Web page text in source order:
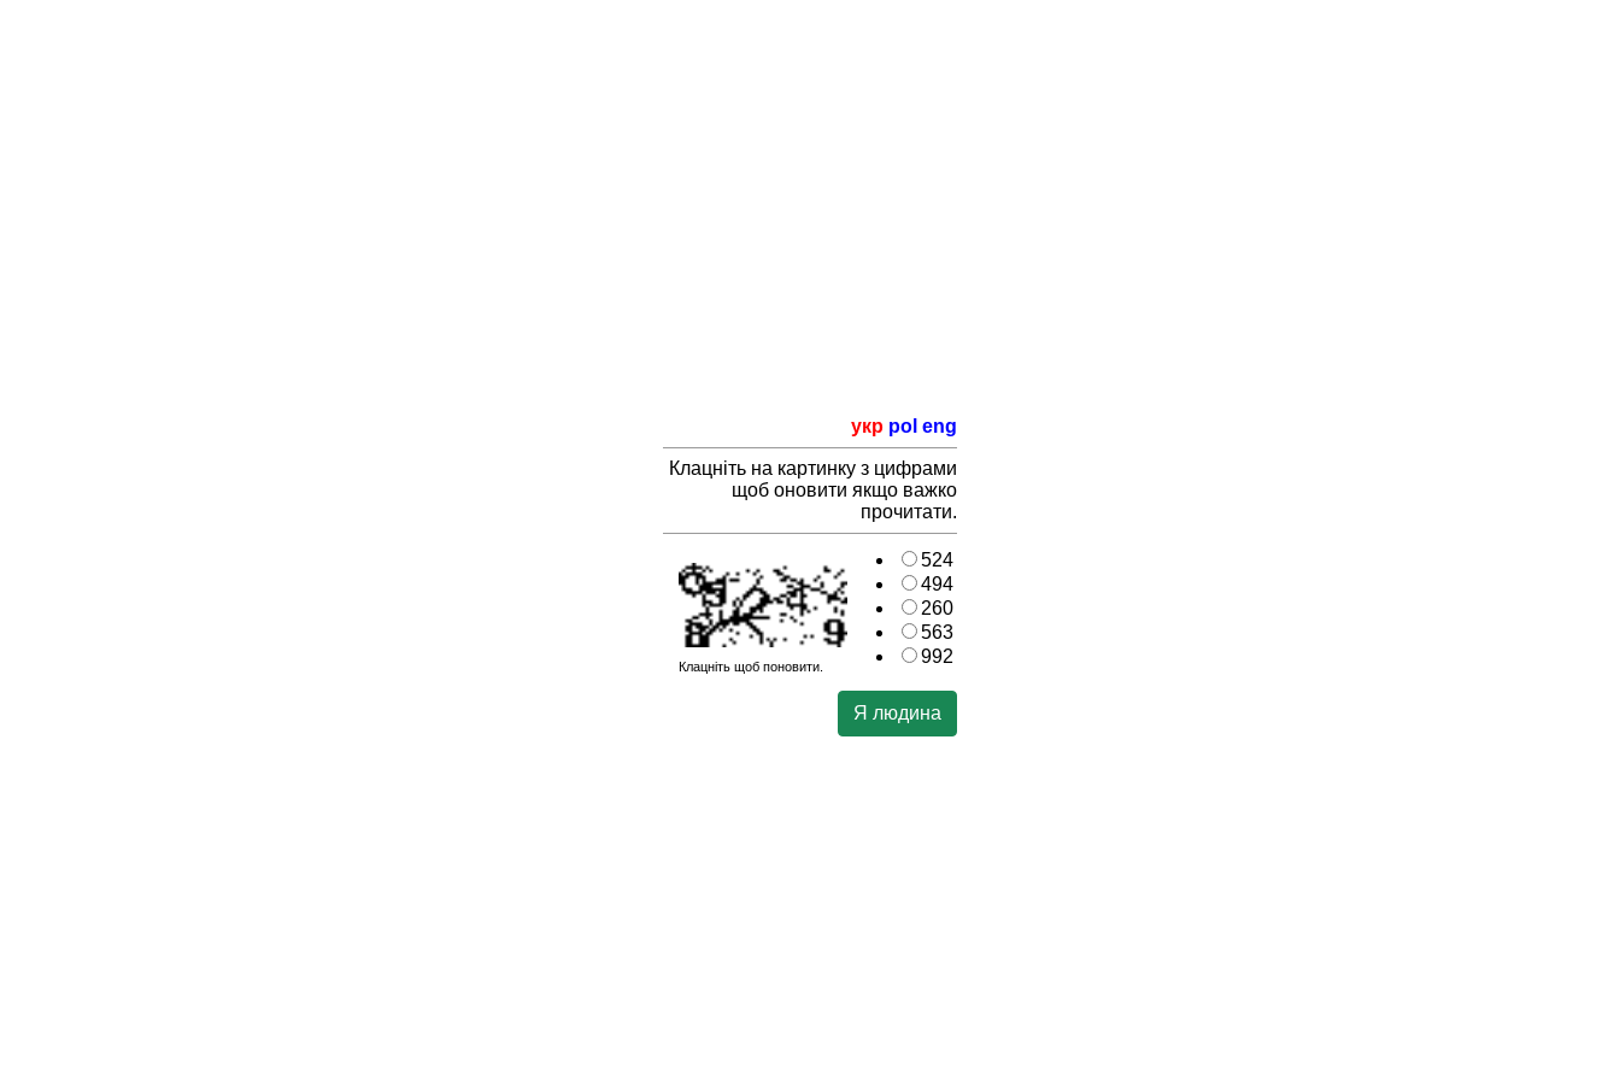
укр pol eng
Клацніть на картинку з цифрами
щоб оновити якщо важко
прочитати.
Клацніть щоб поновити.
524
494
260
563
992